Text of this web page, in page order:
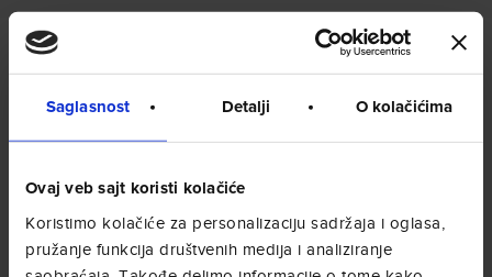
Saglasnost Detalji O kolačićima
Ovaj veb sajt koristi kolačiće
Koristimo kolačiće za personalizaciju sadržaja i oglasa,
pružanje funkcija društvenih medija i analiziranje